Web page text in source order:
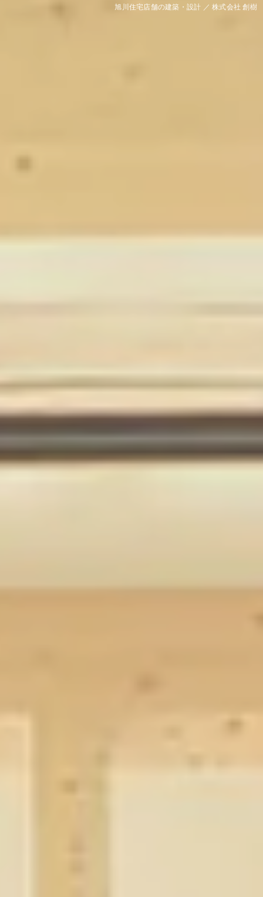
旭川住宅店舗の建築・設計 ／ 株式会社 創樹